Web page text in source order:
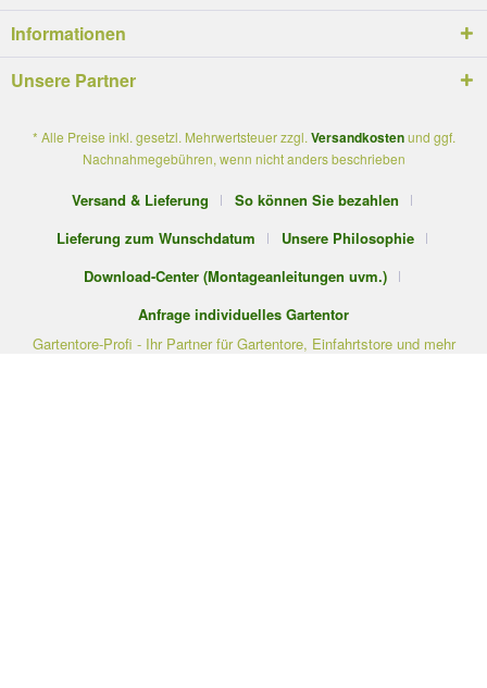
Informationen
Unsere Partner
* Alle Preise inkl. gesetzl. Mehrwertsteuer zzgl. Versandkostenund ggf.
Nachnahmegebühren, wenn nicht anders beschrieben
Versand & Lieferung
So können Sie bezahlen
Lieferung zum Wunschdatum
Unsere Philosophie
Download-Center (Montageanleitungen uvm.)
Anfrage individuelles Gartentor
Gartentore-Profi - Ihr Partner für Gartentore, Einfahrtstore und mehr